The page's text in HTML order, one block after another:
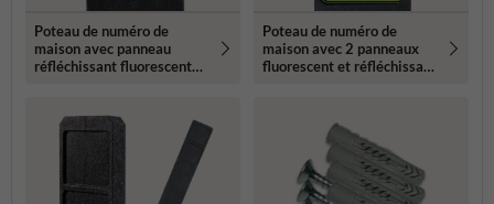
Poteau de numéro de
maison avec panneau
réfléchissant fluorescent
Poteau de numéro de
maison avec 2 panneaux
fluorescent et réfléchissant